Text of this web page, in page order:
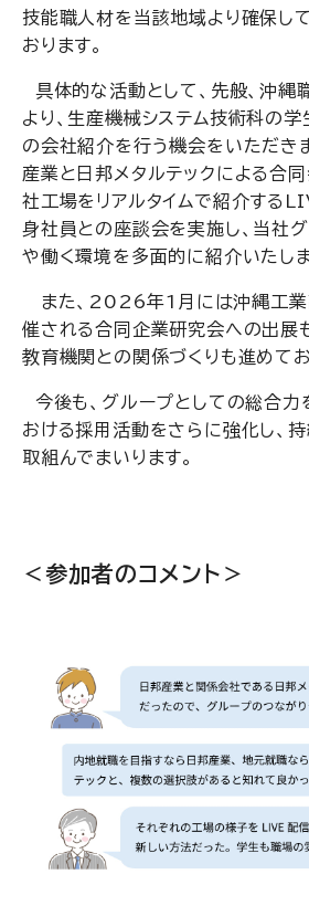
技能職人材を当該地域より確保し
おります。
具体的な活動として、先般、沖縄
より、生産機械システム技術科の
の会社紹介を行う機会をいただき
産業と日邦メタルテックによる合
社工場をリアルタイムで紹介する
身社員との座談会を実施し、当社
や働く環境を多面的に紹介いたしま
また、2026年1月には沖縄工業
催される合同企業研究会への出展
教育機関との関係づくりも進めてお
今後も、グループとしての総合力
おける採用活動をさらに強化し、
取組んでまいります。
＜参加者のコメント＞